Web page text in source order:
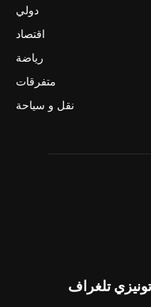
دولي
اقتصاد
رياضة
متفرقات
نقل و سياحة